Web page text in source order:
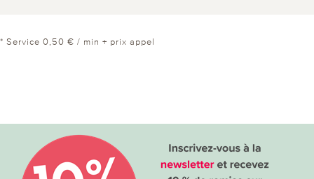
* Service 0,50 € / min + prix appel